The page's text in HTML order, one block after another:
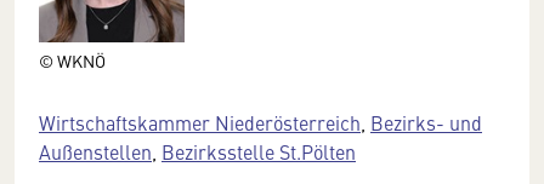
© WKNÖ
Wirtschaftskammer Niederösterreich Bezirks- und
Außenstellen Bezirksstelle St.Pölten